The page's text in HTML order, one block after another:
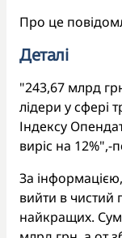
Про це
Деталі
"243,67 млрд
лідери у сфері
Індексу
виріс на 12%",-
За
вийти в чистий
найкращих.